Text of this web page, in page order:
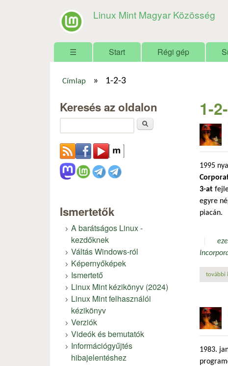
Linux Mint Magyar Közösség
Főmenü
☰ Start Régi gép
Címlap » 1-2-3
1-
1995
3-at
egyre
piacán.
további
1983.
Keresés az oldalon
Ismertetők
A barátságos Linux -
kezdőknek
Váltás Windows-ról
Képernyőképek
Ismertető
Linux Mint kézikönyv (2024)
Linux Mint felhasználói
kézikönyv
Verziók
Videók és bemutatók
Információgyűjtés
hibajelentéshez